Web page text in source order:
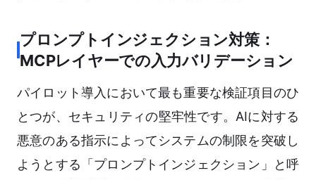
プロンプトインジェクション対策：
MCPレイヤーでの入力バリデーション
パイロット導入において最も重要な検証項目のひ
とつが、セキュリティの堅牢性です。AIに対する
悪意のある指示によってシステムの制限を突破し
ようとする「プロンプトインジェクション」と呼